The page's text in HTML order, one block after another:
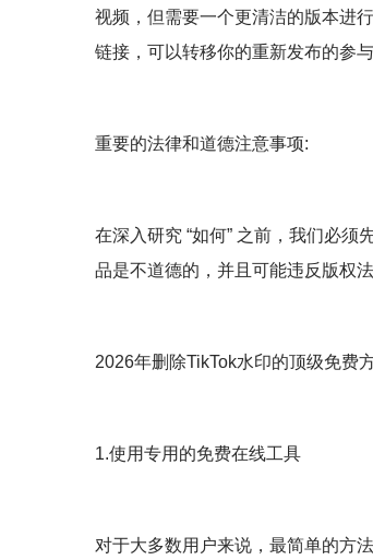
视频，但需要一个更清洁的版本进
链接，可以转移你的重新发布的参
重要的法律和道德注意事项:
在深入研究 “如何” 之前，我们必
品是不道德的，并且可能违反版权
2026年删除TikTok水印的顶级免费
1.使用专用的免费在线工具
对于大多数用户来说，最简单的方